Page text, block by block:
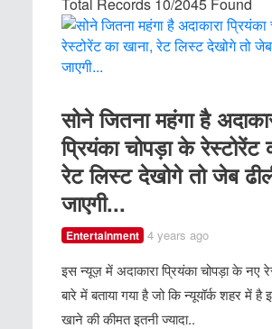
सोने जितना महंगा है
प्रियंका चोपड़ा के रेस्टोरेंट
रेट लिस्ट देखोगे तो जेब
जाएगी...
Entertainment 4 years ago
इस न्यूज़ में अदाकारा प्रियंका चोपड़ा के नए
बारे में बताया गया है जो कि न्यूयॉर्क शहर में
खाने की कीमत इतनी ज्यादा..